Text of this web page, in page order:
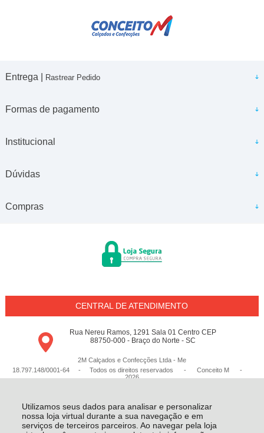
Utilizamos seus dados para analisar e personalizar
nossa loja virtual durante a sua navegação e em
serviços de terceiros parceiros. Ao navegar pela loja
Entrega | Rastrear Pedido
Formas de pagamento
Institucional
Dúvidas
Compras
CENTRAL DE ATENDIMENTO
Rua Nereu Ramos, 1291 Sala 01 Centro CEP
88750-000 - Braço do Norte - SC
2M Calçados e Confecções Ltda - Me
18.797.148/0001-64 - Todos os direitos reservados
- Conceito M
-
2026